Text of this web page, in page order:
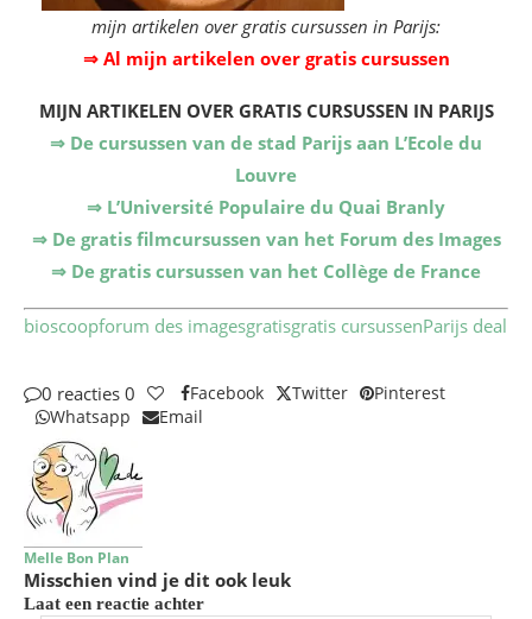
mijn artikelen over gratis cursussen in Parijs:
⇒ Al mijn artikelen over gratis cursussen
MIJN ARTIKELEN OVER GRATIS CURSUSSEN IN PARIJS
⇒ De cursussen van de stad Parijs aan L’Ecole du
Louvre
⇒ L’Université Populaire du Quai Branly
⇒ De gratis filmcursussen van het Forum des Images
⇒ De gratis cursussen van het Collège de France
bioscoopforum des imagesgratisgratis cursussenParijs deal
0 reacties 0 Facebook Twitter
Pinterest
Whatsapp
Email
Melle Bon Plan
Misschien vind je dit ook leuk
Laat een reactie achter